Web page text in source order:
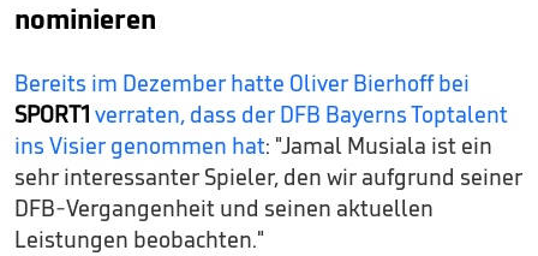
nominieren
Bereits im Dezember hatte Oliver Bierhoff bei
SPORT1 verraten, dass der DFB Bayerns Toptalent
ins Visier genommen hat: "Jamal Musiala ist ein
sehr interessanter Spieler, den wir aufgrund seiner
DFB-Vergangenheit und seinen aktuellen
Leistungen beobachten."